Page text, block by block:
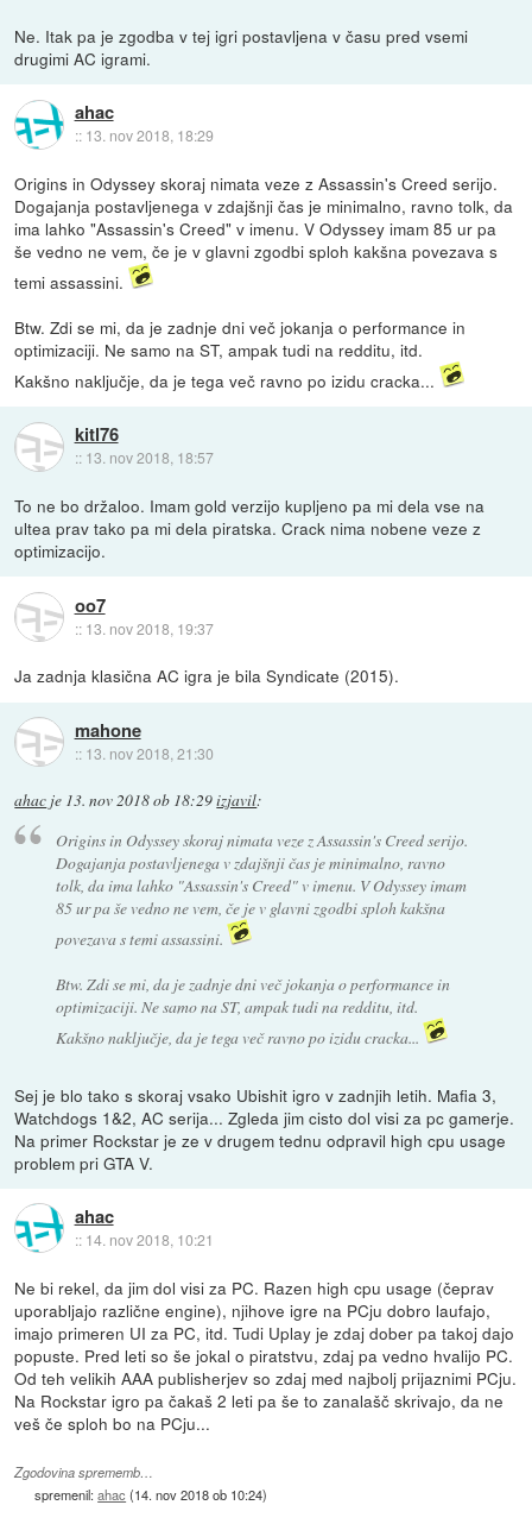
Ne. Itak pa je zgodba v tej igri postavljena v času pred vsemi
drugimi AC igrami.
ahac
:: 13. nov 2018, 18:29
Origins in Odyssey skoraj nimata veze z Assassin's Creed serijo.
Dogajanja postavljenega v zdajšnji čas je minimalno, ravno tolk, da
ima lahko "Assassin's Creed" v imenu. V Odyssey imam 85 ur pa
še vedno ne vem, če je v glavni zgodbi sploh kakšna povezava s
temi assassini.
Btw. Zdi se mi, da je zadnje dni več jokanja o performance in
optimizaciji. Ne samo na ST, ampak tudi na redditu, itd.
Kakšno naključje, da je tega več ravno po izidu cracka...
kitl76
:: 13. nov 2018, 18:57
To ne bo držaloo. Imam gold verzijo kupljeno pa mi dela vse na
ultea prav tako pa mi dela piratska. Crack nima nobene veze z
optimizacijo.
oo7
:: 13. nov 2018, 19:37
Ja zadnja klasična AC igra je bila Syndicate (2015).
mahone
:: 13. nov 2018, 21:30
ahac je 13. nov 2018 ob 18:29izjavil:
Origins in Odyssey skoraj nimata veze z Assassin's Creed serijo.
Dogajanja postavljenega v zdajšnji čas je minimalno, ravno
tolk, da ima lahko "Assassin's Creed" v imenu. V Odyssey imam
85 ur pa še vedno ne vem, če je v glavni zgodbi sploh kakšna
povezava s temi assassini.
Btw. Zdi se mi, da je zadnje dni več jokanja o performance in
optimizaciji. Ne samo na ST, ampak tudi na redditu, itd.
Kakšno naključje, da je tega več ravno po izidu cracka...
Sej je blo tako s skoraj vsako Ubishit igro v zadnjih letih. Mafia 3,
Watchdogs 1&2, AC serija... Zgleda jim cisto dol visi za pc gamerje.
Na primer Rockstar je ze v drugem tednu odpravil high cpu usage
problem pri GTA V.
ahac
:: 14. nov 2018, 10:21
Ne bi rekel, da jim dol visi za PC. Razen high cpu usage (čeprav
uporabljajo različne engine), njihove igre na PCju dobro laufajo,
imajo primeren UI za PC, itd. Tudi Uplay je zdaj dober pa takoj dajo
popuste. Pred leti so še jokal o piratstvu, zdaj pa vedno hvalijo PC.
Od teh velikih AAA publisherjev so zdaj med najbolj prijaznimi PCju.
Na Rockstar igro pa čakaš 2 leti pa še to zanalašč skrivajo, da ne
veš če sploh bo na PCju...
Zgodovina sprememb…
spremenil:ahac (14. nov 2018 ob 10:24)